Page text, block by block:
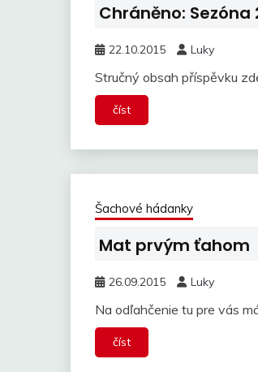
Chráněno:
22.10.2015 Luky
Stručný obsah příspěvku
číst
Šachové hádanky
Mat prvým ťahom
26.09.2015 Luky
Na odľahčenie tu pre vás
číst